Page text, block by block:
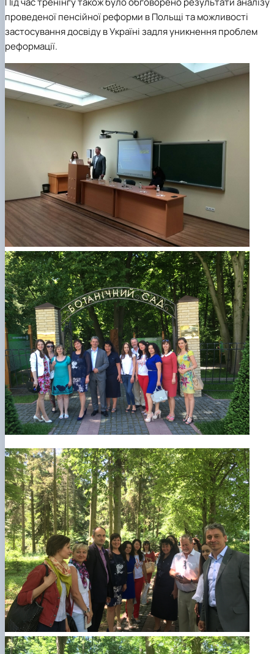
проведеної пенсійної реформи в Польщі та можливості
застосування досвіду в Україні задля уникнення проблем
реформації.